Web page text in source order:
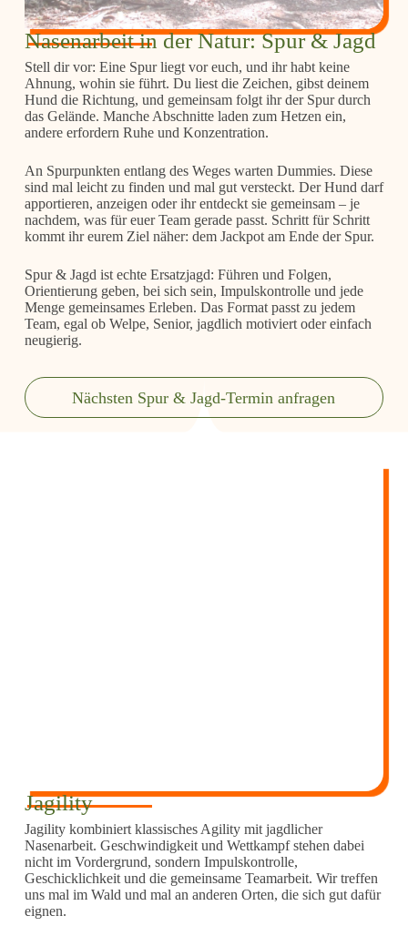
Nasenarbeit in der Natur: Spur & Jagd
Stell dir vor: Eine Spur liegt vor euch, und ihr habt keine
Ahnung, wohin sie führt. Du liest die Zeichen, gibst deinem
Hund die Richtung, und gemeinsam folgt ihr der Spur durch
das Gelände. Manche Abschnitte laden zum Hetzen ein,
andere erfordern Ruhe und Konzentration.
An Spurpunkten entlang des Weges warten Dummies. Diese
sind mal leicht zu finden und mal gut versteckt. Der Hund darf
apportieren, anzeigen oder ihr entdeckt sie gemeinsam – je
nachdem, was für euer Team gerade passt. Schritt für Schritt
kommt ihr eurem Ziel näher: dem Jackpot am Ende der Spur.
Spur & Jagd ist echte Ersatzjagd: Führen und Folgen,
Orientierung geben, bei sich sein, Impulskontrolle und jede
Menge gemeinsames Erleben. Das Format passt zu jedem
Team, egal ob Welpe, Senior, jagdlich motiviert oder einfach
neugierig.
Nächsten Spur & Jagd-Termin anfragen
Jagility
Jagility kombiniert klassisches Agility mit jagdlicher
Nasenarbeit. Geschwindigkeit und Wettkampf stehen dabei
nicht im Vordergrund, sondern Impulskontrolle,
Geschicklichkeit und die gemeinsame Teamarbeit. Wir treffen
uns mal im Wald und mal an anderen Orten, die sich gut dafür
eignen.